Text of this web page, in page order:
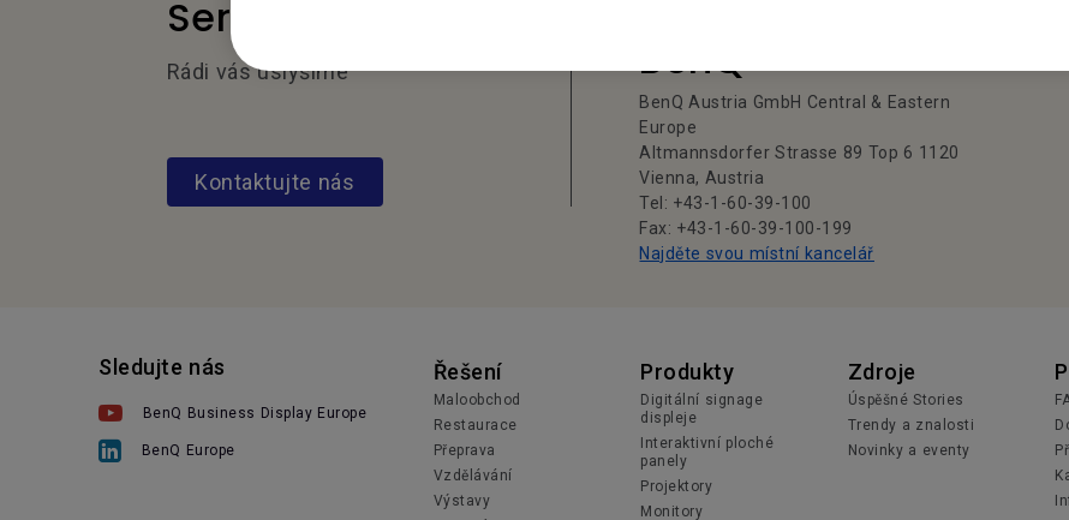
Service Desk
Rádi vás uslyšíme
Kontaktujte nás
Najděte svůj
BenQ
BenQ Austria GmbH Central & Eastern
Europe
Altmannsdorfer Strasse 89 Top 6 1120
Vienna, Austria
Tel: +43-1-60-39-100
Fax: +43-1-60-39-100-199
Najděte svou místní kancelář
Sledujte nás
BenQ Business Display Europe
BenQ Europe
Řešení
Maloobchod
Restaurace
Přeprava
Vzdělávání
Výstavy
Produkty
Digitální signage
displeje
Interaktivní ploché
panely
Projektory
Monitory
Zdroje
Úspěšné Stories
Trendy a znalosti
Novinky a eventy